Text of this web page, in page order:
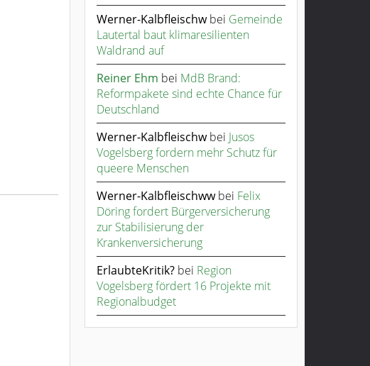
Werner-Kalbfleischwbei Gemeinde
Lautertal baut klimaresilienten
Waldrand auf
Reiner Ehm bei MdB Brand:
Reformpakete sind echte Chance für
Deutschland
Werner-Kalbfleischwbei Jusos
Vogelsberg fordern mehr Schutz für
queere Menschen
Werner-Kalbfleischwwbei Felix
Döring fordert Bürgerversicherung
zur Stabilisierung der
Krankenversicherung
ErlaubteKritik? bei Region
Vogelsberg fördert 16 Projekte mit
Regionalbudget